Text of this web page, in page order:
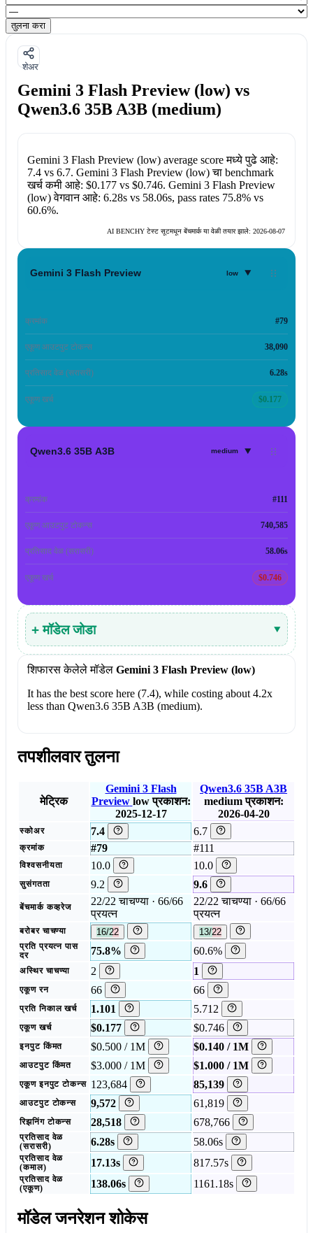
तुलना करा
शेअर
Gemini 3 Flash Preview (low) vs
Qwen3.6 35B A3B (medium)
Gemini 3 Flash Preview (low)average score मध्ये पुढे आहे:
7.4vs 6.7. Gemini 3 Flash Preview (low)चा benchmark
खर्च कमी आहे: $0.177vs $0.746. Gemini 3 Flash Preview
(low)वेगवान आहे: 6.28svs 58.06s, pass rates 75.8%vs
60.6%.
AI BENCHY टेस्ट सूटमधून बेंचमार्क या वेळी तयार झाले: 2026-08-07
Gemini 3 Flash Preview low ▾
क्रमांक #79
एकूण आउटपुट टोकन्स 38,090
प्रतिसाद वेळ (सरासरी) 6.28s
एकूण खर्च $0.177
Qwen3.6 35B A3B medium ▾
क्रमांक #111
एकूण आउटपुट टोकन्स 740,585
प्रतिसाद वेळ (सरासरी) 58.06s
एकूण खर्च $0.746
+ मॉडेल जोडा ▾
शिफारस केलेले मॉडेल Gemini 3 Flash Preview (low)
It has the best score here (7.4), while costing about 4.2x
less than Qwen3.6 35B A3B (medium).
तपशीलवार तुलना
मेट्रिक
Gemini 3 Flash
Preview low प्रकाशन:
2025-12-17
Qwen3.6 35B A3B
medium प्रकाशन:
2026-04-20
स्कोअर 7.4 6.7
क्रमांक #79 #111
विश्वसनीयता 10.0 10.0
सुसंगतता 9.2 9.6
बेंचमार्क कव्हरेज
22/22 चाचण्या · 66/66
प्रयत्न
22/22 चाचण्या · 66/66
प्रयत्न
बरोबर चाचण्या 16/22 13/22
प्रति प्रयत्न पास
दर
75.8% 60.6%
अस्थिर चाचण्या 2 1
एकूण रन 66 66
प्रति निकाल खर्च 1.101 5.712
एकूण खर्च $0.177 $0.746
इनपुट किंमत $0.500 / 1M $0.140 / 1M
आउटपुट किंमत $3.000 / 1M $1.000 / 1M
एकूण इनपुट टोकन्स 123,684 85,139
आउटपुट टोकन्स 9,572 61,819
रिझनिंग टोकन्स 28,518 678,766
प्रतिसाद वेळ
(सरासरी)
6.28s 58.06s
प्रतिसाद वेळ
(कमाल)
17.13s 817.57s
प्रतिसाद वेळ
(एकूण)
138.06s 1161.18s
मॉडेल जनरेशन शोकेस